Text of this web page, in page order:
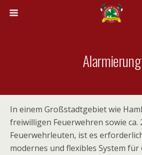
Alarmierung
In einem Großstadtgebiet wie
freiwilligen Feuerwehren sowie ca.
Feuerwehrleuten, ist es
modernes und flexibles System für